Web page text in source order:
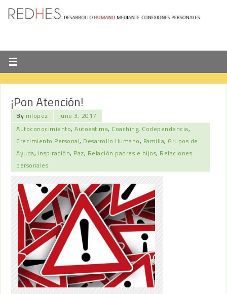
¡Pon Atención!
By mlopez
June 3, 2017
Autoconocimiento,Autoestima, Coaching, Codependencia,
Crecimiento Personal, Desarrollo Humano, Familia, Grupos de
Ayuda, Inspiración, Paz, Relación padres e hijos, Relaciones
personales